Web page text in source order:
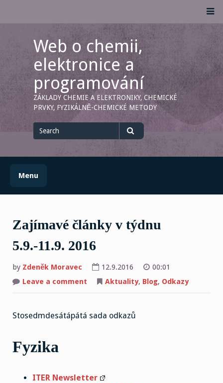
Web o chemii,
elektronice a
programování
ZÁKLADY CHEMIE A ELEKTRONIKY, CHEMICKÉ
PRVKY, FYZIKÁLNĚ-CHEMICKÉ METODY
for
Menu
Zajímavé články v týdnu
5.9.-11.9. 2016
by Zdeněk Moravec 12.9.2016
00:01
Leave a comment
5.9.-11.9.
Aktuality, Blog, Odkazy
Stosedmdesátápátá sada odkazů
Fyzika
ITER Newsletter